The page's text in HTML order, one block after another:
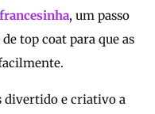
, um passo
top coat para que as
divertido e criativo a